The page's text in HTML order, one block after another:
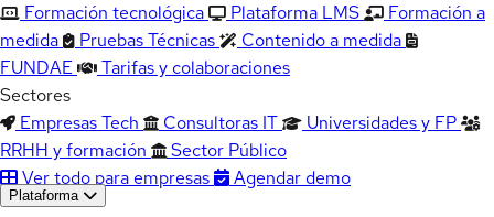
Formación tecnológica
Plataforma LMS
Formación a
medida
Pruebas Técnicas
Contenido a medida
FUNDAE
Tarifas y colaboraciones
Sectores
Empresas Tech
Consultoras IT
Universidades y FP
RRHH y formación
Sector Público
Ver todo para empresas
Agendar demo
Plataforma